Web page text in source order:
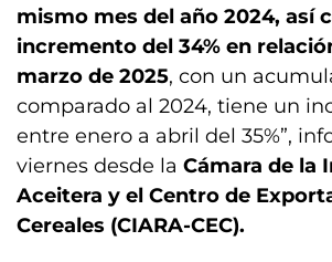
mismo mes del año 2024, así
incremento del 34% en
marzo de 2025, con un
comparado al 2024, tiene un
entre enero a abril del 35%”,
viernes desde la Cámara de la
Aceitera y el Centro de
Cereales (CIARA-CEC).